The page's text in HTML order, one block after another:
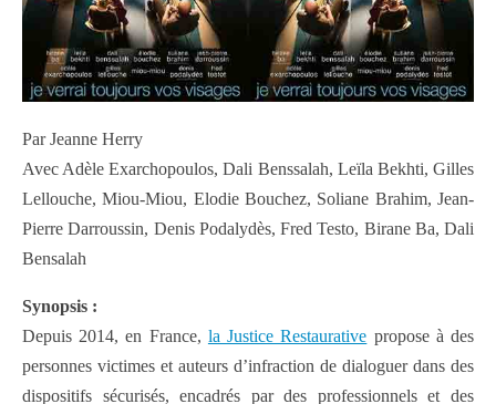
Par Jeanne Herry
Avec Adèle Exarchopoulos, Dali Benssalah, Leïla Bekhti, Gilles
Lellouche, Miou-Miou, Elodie Bouchez, Soliane Brahim, Jean-
Pierre Darroussin, Denis Podalydès, Fred Testo, Birane Ba, Dali
Bensalah
Synopsis :
Depuis 2014, en France, la Justice Restaurative propose à des
personnes victimes et auteurs d’infraction de dialoguer dans des
dispositifs sécurisés, encadrés par des professionnels et des